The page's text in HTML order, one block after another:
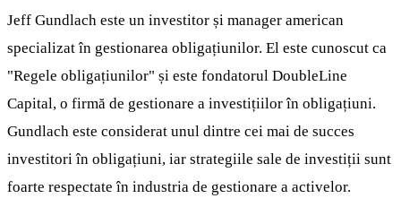
Jeff Gundlach este un investitor și manager american
specializat în gestionarea obligațiunilor. El este cunoscut ca
"Regele obligațiunilor" și este fondatorul DoubleLine
Capital, o firmă de gestionare a investițiilor în obligațiuni.
Gundlach este considerat unul dintre cei mai de succes
investitori în obligațiuni, iar strategiile sale de investiții sunt
foarte respectate în industria de gestionare a activelor.